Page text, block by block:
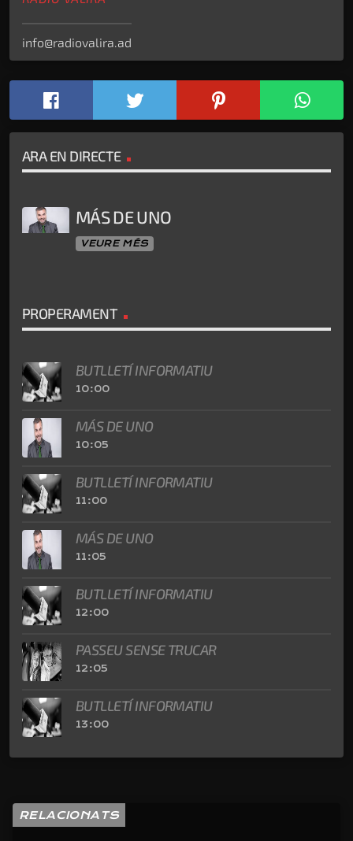
info@radiovalira.ad
ARA EN DIRECTE
MÁS DE UNO
VEURE MÉS
PROPERAMENT
BUTLLETÍ INFORMATIU
10:00
MÁS DE UNO
10:05
BUTLLETÍ INFORMATIU
11:00
MÁS DE UNO
11:05
BUTLLETÍ INFORMATIU
12:00
PASSEU SENSE TRUCAR
12:05
BUTLLETÍ INFORMATIU
13:00
RELACIONATS